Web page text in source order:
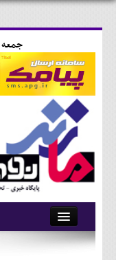
جمعه 16 مرداد 1405-1:20-
آرشیو